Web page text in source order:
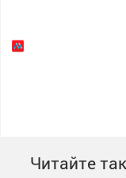
Читайте